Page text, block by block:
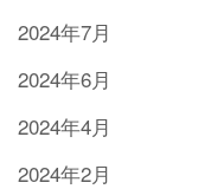
2024年7月
2024年6月
2024年4月
2024年2月